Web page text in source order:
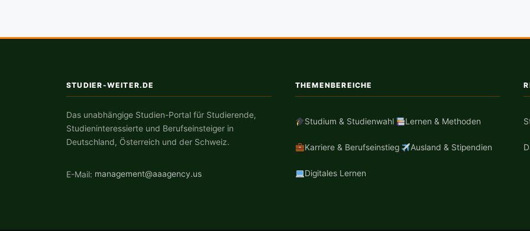
STUDIER-WEITER.DE
Das unabhängige Studien-Portal für Studierende,
Studieninteressierte und Berufseinsteiger in
Deutschland, Österreich und der Schweiz.
E-Mail: management@aaagency.us
THEMENBEREICHE
Studium & Studienwahl Lernen & Methoden
Karriere & Berufseinstieg Ausland & Stipendien
Digitales Lernen